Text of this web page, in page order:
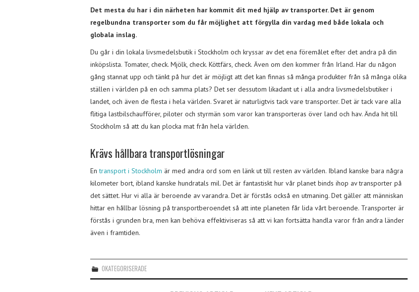
Det mesta du har i din närheten har kommit dit med hjälp av transporter. Det är genom
regelbundna transporter som du får möjlighet att förgylla din vardag med både lokala och
globala inslag.
Du går i din lokala livsmedelsbutik i Stockholm och kryssar av det ena föremålet efter det andra på din
inköpslista. Tomater, check. Mjölk, check. Köttfärs, check. Även om den kommer från Irland. Har du någon
gång stannat upp och tänkt på hur det är möjligt att det kan finnas så många produkter från så många olika
ställen i världen på en och samma plats? Det ser dessutom likadant ut i alla andra livsmedelsbutiker i
landet, och även de flesta i hela världen. Svaret är naturligtvis tack vare transporter. Det är tack vare alla
flitiga lastbilschaufförer, piloter och styrmän som varor kan transporteras över land och hav. Ända hit till
Stockholm så att du kan plocka mat från hela världen.
Krävs hållbara transportlösningar
Entransport i Stockholm är med andra ord som en länk ut till resten av världen. Ibland kanske bara några
kilometer bort, ibland kanske hundratals mil. Det är fantastiskt hur vår planet binds ihop av transporter på
det sättet. Hur vi alla är beroende av varandra. Det är förstås också en utmaning. Det gäller att människan
hittar en hållbar lösning på transportberoendet så att inte planeten får lida vårt beroende. Transporter är
förstås i grunden bra, men kan behöva effektiviseras så att vi kan fortsätta handla varor från andra länder
även i framtiden.
OKATEGORISERADE